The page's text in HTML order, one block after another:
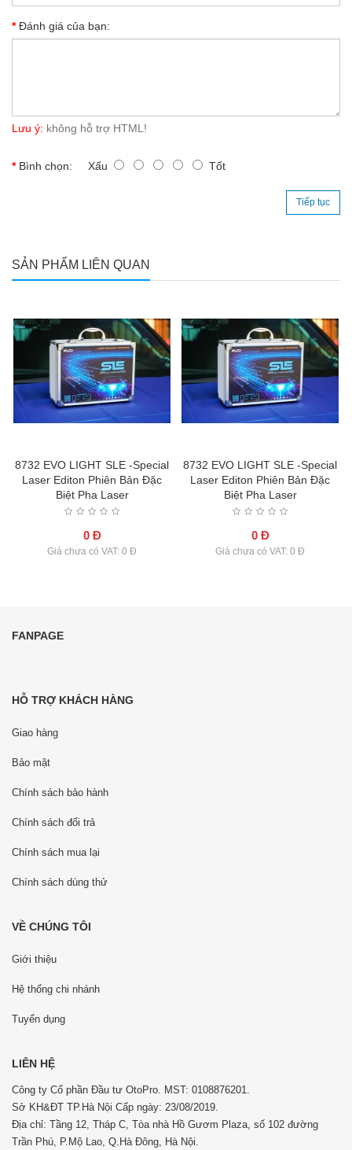
Đánh giá của bạn:
Lưu ý: không hỗ trợ HTML!
Bình chọn: Xấu Tốt
Tiếp tục
SẢN PHẨM LIÊN QUAN
8732 EVO LIGHT SLE -Special
Laser Editon Phiên Bản Đặc
Biệt Pha Laser
0 Đ
Giá chưa có VAT: 0 Đ
8732 EVO LIGHT SLE -Special
Laser Editon Phiên Bản Đặc
Biệt Pha Laser
0 Đ
Giá chưa có VAT: 0 Đ
FANPAGE
HỖ TRỢ KHÁCH HÀNG
Giao hàng
Bảo mật
Chính sách bảo hành
Chính sách đổi trả
Chính sách mua lại
Chính sách dùng thử
VỀ CHÚNG TÔI
Giới thiệu
Hệ thống chi nhánh
Tuyển dụng
LIÊN HỆ
Công ty Cổ phần Đầu tư OtoPro. MST: 0108876201.
Sở KH&ĐT TP.Hà Nội Cấp ngày: 23/08/2019.
Địa chỉ: Tầng 12, Tháp C, Tòa nhà Hồ Gươm Plaza, số 102 đường
Trần Phú, P.Mộ Lao, Q.Hà Đông, Hà Nội.